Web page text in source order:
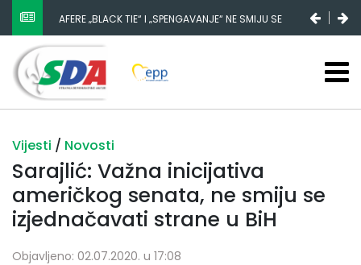
AFERE „BLACK TIE“ I „SPENGAVANJE“ NE SMIJU SE
ZATAŠKATI
Vijesti / Novosti
Sarajlić: Važna inicijativa
američkog senata, ne smiju se
izjednačavati strane u BiH
Objavljeno: 02.07.2020. u 17:08